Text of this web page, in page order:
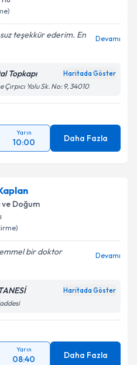
teşekkür ederim. En
Devamı
Topkapı Haritada Göster
Yolu Sk. No: 9, 34010
Yarın
10:00 Daha Fazla
ve Doğum
bir doktor
Devamı
Haritada Göster
Yarın
08:40 Daha Fazla